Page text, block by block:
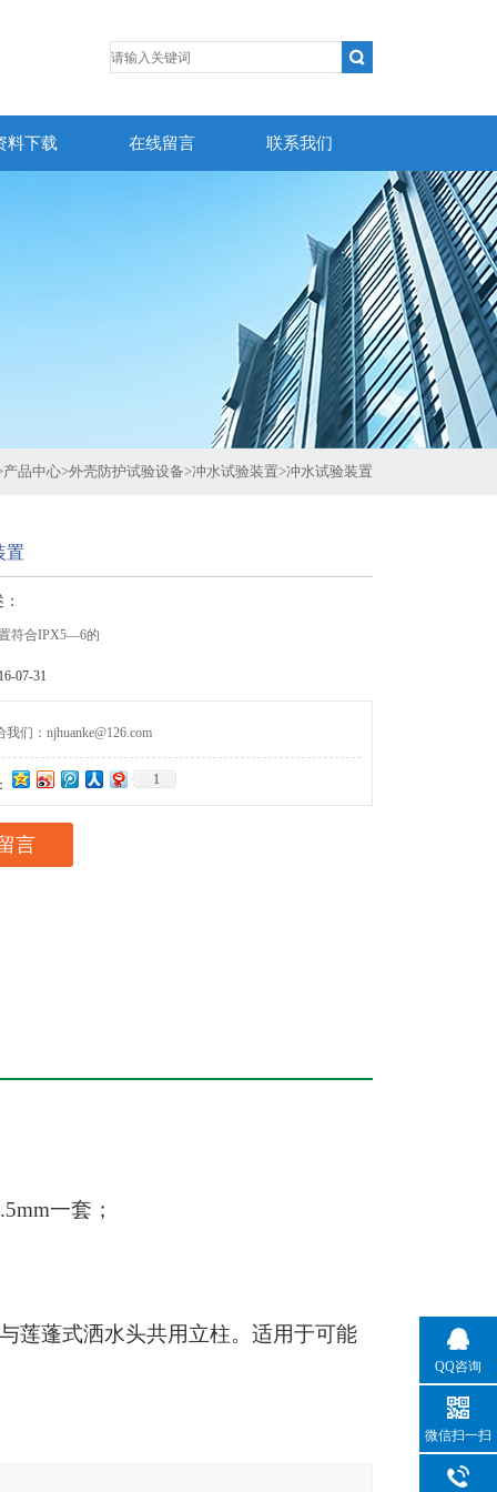
料下载 在线留言 联系我们
产品中心>外壳防护试验设备>冲水试验装置>冲水试验装置
置
符合IPX5—6的
07-31
我们：njhuanke@126.com
1
言
一套；
莲蓬式洒水头共用立柱。 适用于可能
QQ咨询
微信扫一扫